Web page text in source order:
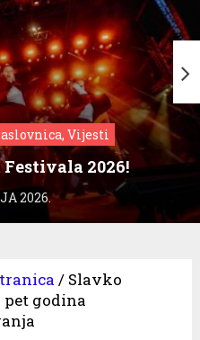
Vijesti
Festivala 2026!
2026.
/ Slavko
godina